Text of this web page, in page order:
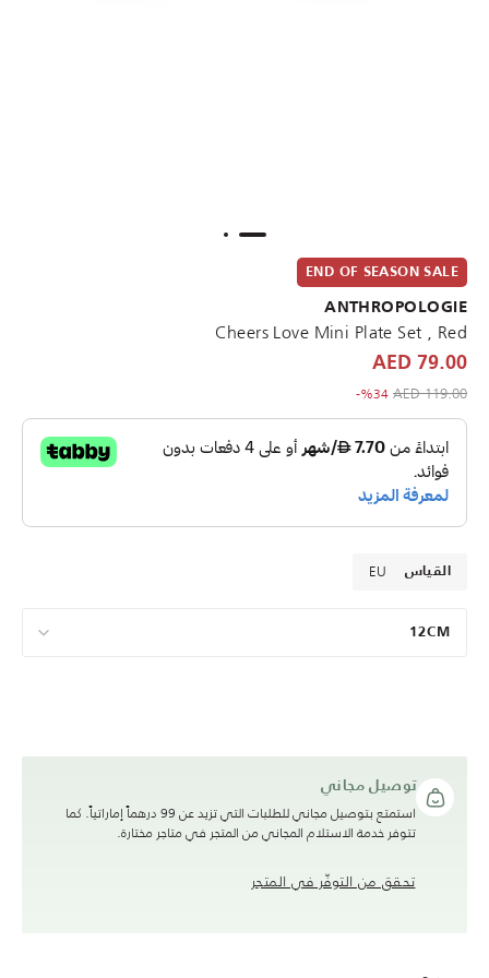
END OF SEASON SALE
ANTHROPOLOGIE
Cheers Love Mini Plate Set , Red
79.00 AED
Price reduced from
119.00 AED
to 79.00 AED
%34-
القياس EU
12CM
توصيل مجاني
استمتع بتوصيل مجاني للطلبات التي تزيد عن 99 درهماً إماراتياً. كما
تتوفر خدمة الاستلام المجاني من المتجر في متاجر مختارة.
تحقق من التوفّر في المتجر